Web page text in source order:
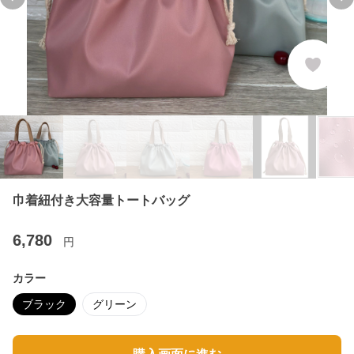
Previous slide
巾着紐付き大容量トートバッグ
6,780 円
カラー
ブラック グリーン